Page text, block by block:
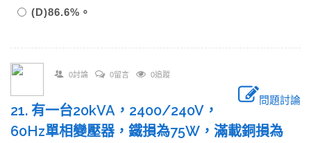
(D)86.6%。
0討論 0留言 0追蹤
問題討論
21. 有一台20kVA，2400/240V，
60Hz單相變壓器，鐵損為75W，滿載銅損為